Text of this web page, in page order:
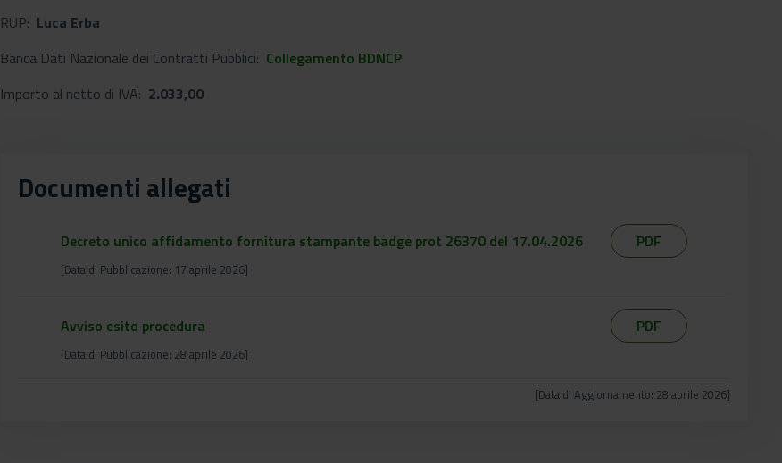
RUP: Luca Erba
Banca Dati Nazionale dei Contratti Pubblici: Collegamento BDNCP
Importo al netto di IVA: 2.033,00
Documenti allegati
Decreto unico affidamento fornitura stampante badge prot 26370 del 17.04.2026 PDF
[Data di Pubblicazione: 17 aprile 2026]
Avviso esito procedura PDF
[Data di Pubblicazione: 28 aprile 2026]
[Data di Aggiornamento: 28 aprile 2026]